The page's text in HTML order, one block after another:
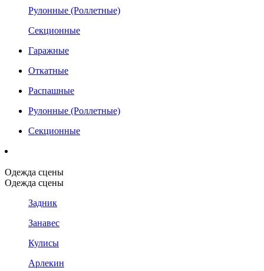
Рулонные (Роллетные)
Секционные
Гаражные
Откатные
Распашные
Рулонные (Роллетные)
Секционные
Одежда сцены
Одежда сцены
Задник
Занавес
Кулисы
Арлекин